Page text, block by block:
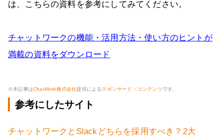
は、こちらの資料を参考にしてみてください。
チャットワークの機能・活用方法・使い方のヒントが
満載の資料をダウンロード
※本記事はChatWork株式会社提供によるスポンサード・コンテンツです。
参考にしたサイト
チャットワークとSlackどちらを採用すべき？2大